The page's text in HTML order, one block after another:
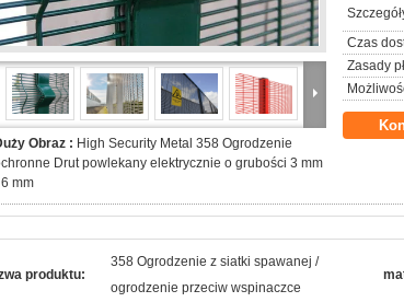
Obraz : High Security Metal 358 Ogrodzenie
Drut powlekany elektrycznie o grubości 3 mm
mm
Czas
Zasady
produktu:
358 Ogrodzenie z siatki spawanej /
ogrodzenie przeciw wspinaczce